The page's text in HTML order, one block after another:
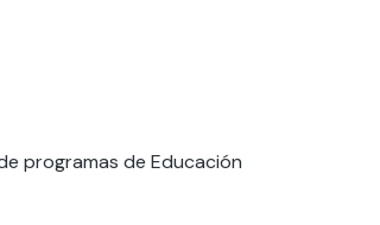
programas de Educación